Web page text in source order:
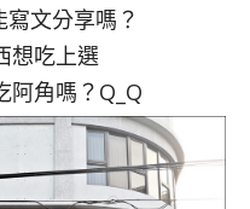
寫文分享嗎？
想吃上選
阿角嗎？Q_Q